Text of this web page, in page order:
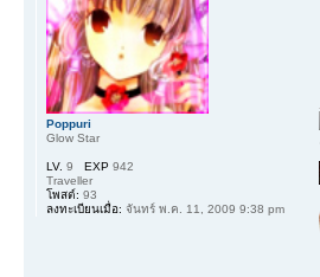
Poppuri
Glow Star
LV. 9 EXP 942
Traveller
โพสต์: 93
ลงทะเบียนเมื่อ: จันทร์ พ.ค. 11, 2009 9:38 pm